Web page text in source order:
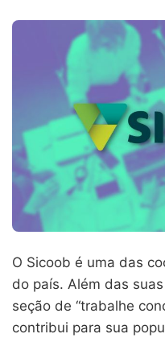
O Sicoob é uma das
do país. Além das
seção de “trabalhe
contribui para sua